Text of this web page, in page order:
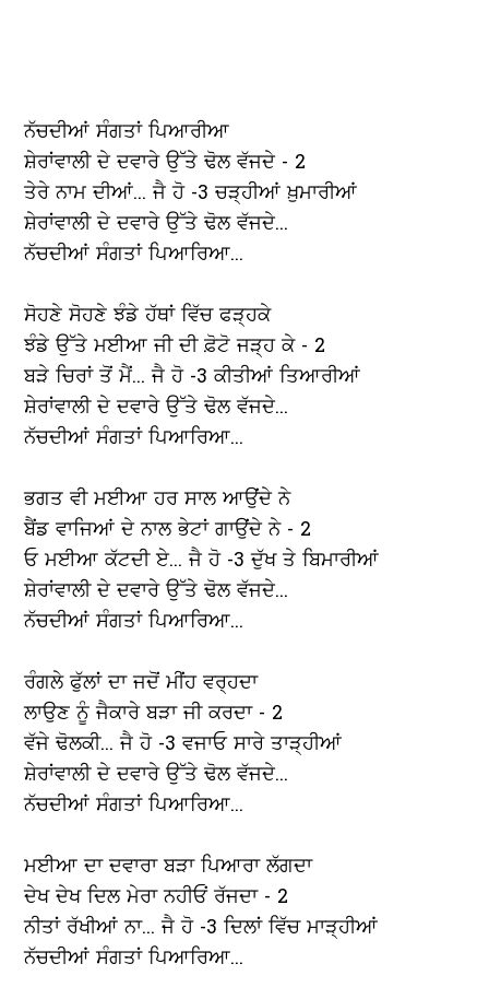
ਨੱਚਦੀਆਂ ਸੰਗਤਾਂ ਪਿਆਰੀਆ
ਸ਼ੇਰਾਂਵਾਲੀ ਦੇ ਦਵਾਰੇ ਉੱਤੇ ਢੋਲ ਵੱਜਦੇ - 2
ਤੇਰੇ ਨਾਮ ਦੀਆਂ... ਜੈ ਹੋ -3 ਚੜ੍ਹੀਆਂ ਖ਼ੁਮਾਰੀਆਂ
ਸ਼ੇਰਾਂਵਾਲੀ ਦੇ ਦਵਾਰੇ ਉੱਤੇ ਢੋਲ ਵੱਜਦੇ...
ਨੱਚਦੀਆਂ ਸੰਗਤਾਂ ਪਿਆਰਿਆ...
ਸੋਹਣੇ ਸੋਹਣੇ ਝੰਡੇ ਹੱਥਾਂ ਵਿੱਚ ਫੜ੍ਹਕੇ
ਝੰਡੇ ਉੱਤੇ ਮਈਆ ਜੀ ਦੀ ਫ਼ੋਟੋ ਜੜ੍ਹ ਕੇ - 2
ਬੜੇ ਚਿਰਾਂ ਤੋਂ ਮੈਂ... ਜੈ ਹੋ -3 ਕੀਤੀਆਂ ਤਿਆਰੀਆਂ
ਸ਼ੇਰਾਂਵਾਲੀ ਦੇ ਦਵਾਰੇ ਉੱਤੇ ਢੋਲ ਵੱਜਦੇ...
ਨੱਚਦੀਆਂ ਸੰਗਤਾਂ ਪਿਆਰਿਆ...
ਭਗਤ ਵੀ ਮਈਆ ਹਰ ਸਾਲ ਆਉਂਦੇ ਨੇ
ਬੈਂਡ ਵਾਜਿਆਂ ਦੇ ਨਾਲ ਭੇਟਾਂ ਗਾਉਂਦੇ ਨੇ - 2
ਓ ਮਈਆ ਕੱਟਦੀ ਏ... ਜੈ ਹੋ -3 ਦੁੱਖ ਤੇ ਬਿਮਾਰੀਆਂ
ਸ਼ੇਰਾਂਵਾਲੀ ਦੇ ਦਵਾਰੇ ਉੱਤੇ ਢੋਲ ਵੱਜਦੇ...
ਨੱਚਦੀਆਂ ਸੰਗਤਾਂ ਪਿਆਰਿਆ...
ਰੰਗਲੇ ਫੁੱਲਾਂ ਦਾ ਜਦੋਂ ਮੀਂਹ ਵਰ੍ਹਦਾ
ਲਾਉਣ ਨੂੰ ਜੈਕਾਰੇ ਬੜਾ ਜੀ ਕਰਦਾ - 2
ਵੱਜੇ ਢੋਲਕੀ... ਜੈ ਹੋ -3 ਵਜਾਓ ਸਾਰੇ ਤਾੜ੍ਹੀਆਂ
ਸ਼ੇਰਾਂਵਾਲੀ ਦੇ ਦਵਾਰੇ ਉੱਤੇ ਢੋਲ ਵੱਜਦੇ...
ਨੱਚਦੀਆਂ ਸੰਗਤਾਂ ਪਿਆਰਿਆ...
ਮਈਆ ਦਾ ਦਵਾਰਾ ਬੜਾ ਪਿਆਰਾ ਲੱਗਦਾ
ਦੇਖ ਦੇਖ ਦਿਲ ਮੇਰਾ ਨਹੀਓਂ ਰੱਜਦਾ - 2
ਨੀਤਾਂ ਰੱਖੀਆਂ ਨਾ... ਜੈ ਹੋ -3 ਦਿਲਾਂ ਵਿੱਚ ਮਾੜ੍ਹੀਆਂ
ਨੱਚਦੀਆਂ ਸੰਗਤਾਂ ਪਿਆਰਿਆ...